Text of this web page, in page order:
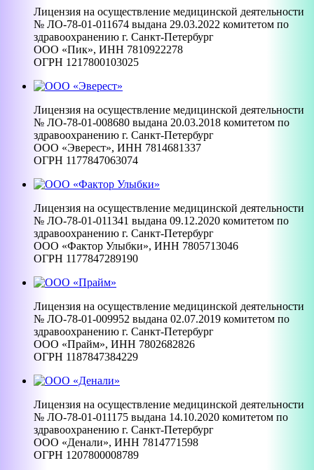
Лицензия на осуществление медицинской деятельности
№ ЛО-78-01-011674 выдана 29.03.2022 комитетом по
здравоохранению г. Санкт-Петербург
ООО «Пик», ИНН 7810922278
ОГРН 1217800103025
Лицензия на осуществление медицинской деятельности
№ ЛО-78-01-008680 выдана 20.03.2018 комитетом по
здравоохранению г. Санкт-Петербург
ООО «Эверест», ИНН 7814681337
ОГРН 1177847063074
Лицензия на осуществление медицинской деятельности
№ ЛО-78-01-011341 выдана 09.12.2020 комитетом по
здравоохранению г. Санкт-Петербург
ООО «Фактор Улыбки», ИНН 7805713046
ОГРН 1177847289190
Лицензия на осуществление медицинской деятельности
№ ЛО-78-01-009952 выдана 02.07.2019 комитетом по
здравоохранению г. Санкт-Петербург
ООО «Прайм», ИНН 7802682826
ОГРН 1187847384229
Лицензия на осуществление медицинской деятельности
№ ЛО-78-01-011175 выдана 14.10.2020 комитетом по
здравоохранению г. Санкт-Петербург
ООО «Денали», ИНН 7814771598
ОГРН 1207800008789